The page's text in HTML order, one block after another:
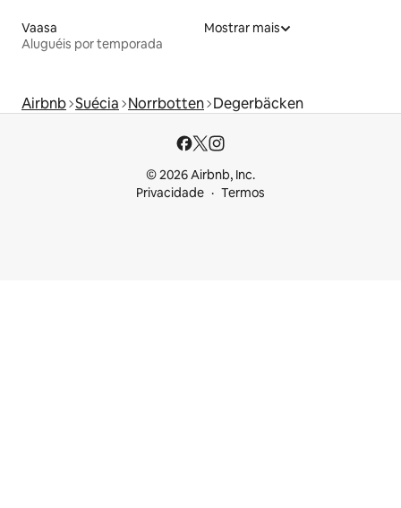
Vaasa
Aluguéis por temporada
Mostrar mais
Airbnb Suécia Norrbotten Degerbäcken
© 2026 Airbnb, Inc.
Privacidade
Termos